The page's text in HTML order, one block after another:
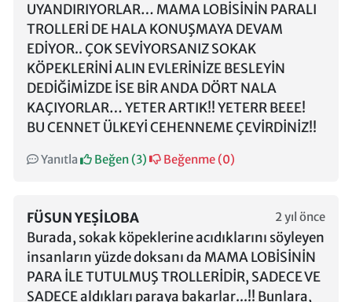
UYANDIRIYORLAR… MAMA LOBİSİNİN PARALI
TROLLERİ DE HALA KONUŞMAYA DEVAM
EDİYOR.. ÇOK SEVİYORSANIZ SOKAK
KÖPEKLERİNİ ALIN EVLERİNİZE BESLEYİN
DEDİĞİMİZDE İSE BİR ANDA DÖRT NALA
KAÇIYORLAR… YETER ARTIK!! YETERR BEEE!
BU CENNET ÜLKEYİ CEHENNEME ÇEVİRDİNİZ!!
Yanıtla Beğen (3) Beğenme (0)
FÜSUN YEṢILOBA 2 yıl önce
Burada, sokak köpeklerine acıdıklarını söyleyen
insanların yüzde doksanı da MAMA LOBİSİNİN
PARA İLE TUTULMUŞ TROLLERİDİR, SADECE VE
SADECE aldıkları paraya bakarlar...!! Bunlara,